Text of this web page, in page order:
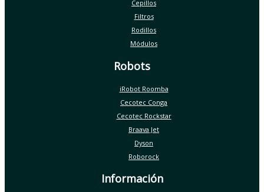
Cepillos
Filtros
Rodillos
Módulos
Robots
iRobot Roomba
Cecotec Conga
Cecotec Rockstar
Braava Jet
Dyson
Roborock
Información